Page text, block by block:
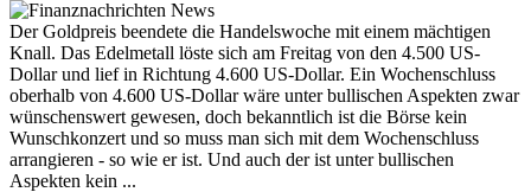
Der Goldpreis beendete die Handelswoche mit einem mächtigen
Knall. Das Edelmetall löste sich am Freitag von den 4.500 US-
Dollar und lief in Richtung 4.600 US-Dollar. Ein Wochenschluss
oberhalb von 4.600 US-Dollar wäre unter bullischen Aspekten zwar
wünschenswert gewesen, doch bekanntlich ist die Börse kein
Wunschkonzert und so muss man sich mit dem Wochenschluss
arrangieren - so wie er ist. Und auch der ist unter bullischen
Aspekten kein ...